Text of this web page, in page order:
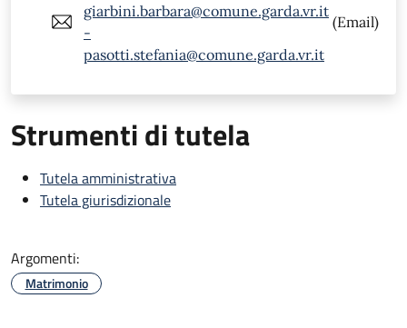
giarbini.barbara@comune.garda.vr.it
-
pasotti.stefania@comune.garda.vr.it
(Email)
Strumenti di tutela
Tutela amministrativa
Tutela giurisdizionale
Argomenti:
Matrimonio